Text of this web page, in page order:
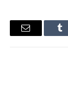
Tumblr
البريد